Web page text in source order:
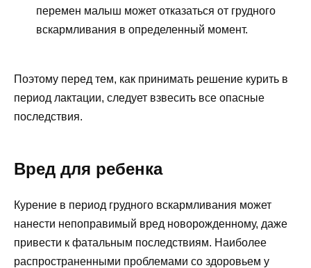
перемен малыш может отказаться от грудного
вскармливания в определенный момент.
Поэтому перед тем, как принимать решение курить в
период лактации, следует взвесить все опасные
последствия.
Вред для ребенка
Курение в период грудного вскармливания может
нанести непоправимый вред новорожденному, даже
привести к фатальным последствиям. Наиболее
распространенными проблемами со здоровьем у